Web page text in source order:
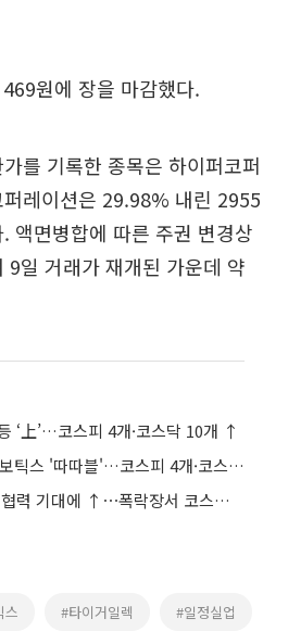
원에 장을 마감했다.
를 기록한 종목은 하이퍼코퍼
레이션은 29.98% 내린 2955
액면병합에 따른 주권 변경상
9일 거래가 재개된 가운데 약
‘上’…코스피 4개·코스닥 10개 ↑
‘코스닥 입성’ 코스모로보틱스 '따따블'…코스피 4개·코스닥 8개 상한가
SK네트웍스, 엔비디아 협력 기대에 ↑⋯폭락장서 코스피 1개ㆍ코스닥 7개 '上‘
스 #타이거일렉 #일정실업